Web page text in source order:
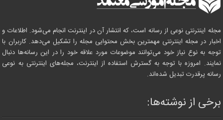
مجله اینترنتی نوعی از رسانه است، که انتشار آن در اینترنت انجام می‌شود. اطلاعات و
اخبار در مجله اینترنتی مهمترین بخش محتوایی مجله را تشکیل می‌دهد. کاربران با
توجه به نوع نیاز خود می‌توانند موضوعات مورد علاقه خود را در این رسانه‌ها دنبال
نمایند. امروزه با توجه به گسترش استفاده از اینترنت، مجله‌های اینترنتی به نوعی
رسانه پرقدرت تبدیل شده‌اند.
برخی از نوشته‌ها: